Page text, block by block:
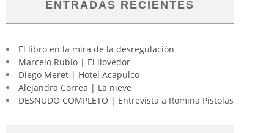
ENTRADAS RECIENTES
El libro en la mira de la desregulación
Marcelo Rubio | El llovedor
Diego Meret | Hotel Acapulco
Alejandra Correa | La nieve
DESNUDO COMPLETO | Entrevista a Romina Pistolas